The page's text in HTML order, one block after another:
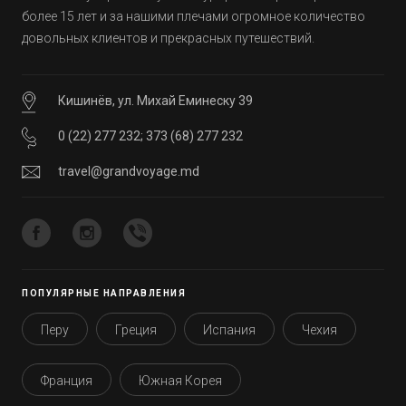
более 15 лет и за нашими плечами огромное количество
довольных клиентов и прекрасных путешествий.
Кишинёв, ул. Михай Еминеску 39
0 (22) 277 232; 373 (68) 277 232
travel@grandvoyage.md
ПОПУЛЯРНЫЕ НАПРАВЛЕНИЯ
Перу Греция Испания Чехия
Франция Южная Корея